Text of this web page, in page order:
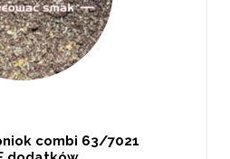
combi 63/7021